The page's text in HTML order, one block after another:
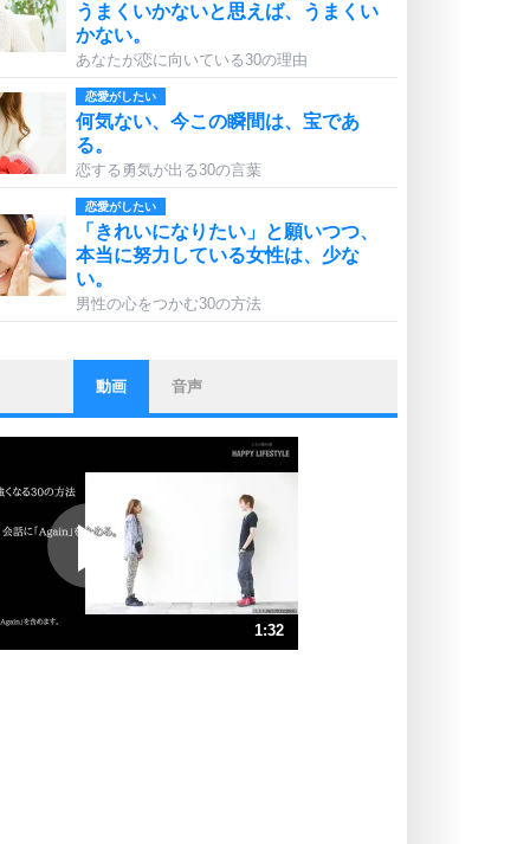
うまくいかないと思えば、うまくい
かない。
あなたが恋に向いている30の理由
恋愛がしたい
何気ない、今この瞬間は、宝であ
る。
恋する勇気が出る30の言葉
恋愛がしたい
「きれいになりたい」と願いつつ、
本当に努力している女性は、少な
い。
男性の心をつかむ30の方法
ストレス対策
他人と比べない。
いっそのこと、他人を見ない。
プラス思考
ポジティブになれない原因は、行動
しないから。
ポジティブ思考になる30の方法
ストレス対策
動画 音声
1:32